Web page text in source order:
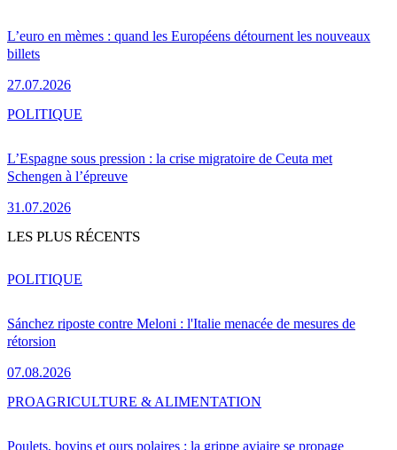
L’euro en mèmes : quand les Européens détournent les nouveaux
billets
27.07.2026
L’Espagne sous pression : la crise migratoire de Ceuta met
Schengen à l’épreuve
31.07.2026
POLITIQUE
LES PLUS RÉCENTS
Sánchez riposte contre Meloni : l'Italie menacée de mesures de
rétorsion
07.08.2026
POLITIQUE
Poulets, bovins et ours polaires : la grippe aviaire se propage
PROAGRICULTURE & ALIMENTATION